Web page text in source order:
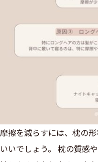
摩擦を減らすには、枕の
いいでしょう。 枕の質感